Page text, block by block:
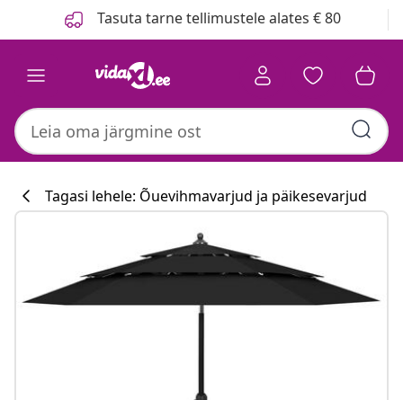
Tasuta tarne tellimustele alates € 80
Tagasi lehele: Õuevihmavarjud ja päikesevarjud